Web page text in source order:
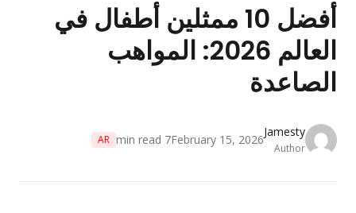
أفضل 10 ممثلين أطفال في
العالم 2026: المواهب
Jamesty
Author
February 15, 2026
7
min read
AR